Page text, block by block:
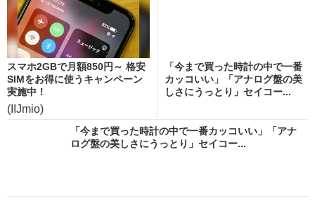
スマホ2GBで月額850円～ 格安
SIMをお得に使うキャンペーン
実施中！
(IIJmio)
「今まで買った時計の中で一番
カッコいい」「アナログ盤の美
しさにうっとり」セイコー...
「今まで買った時計の中で一番カッコいい」「アナ
ログ盤の美しさにうっとり」セイコー...